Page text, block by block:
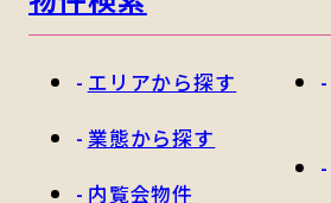
エリアから探す
業態から探す
内覧会物件